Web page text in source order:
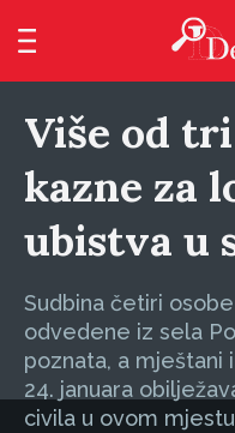
Više od
kazne za
ubistva u
Sudbina četiri
odvedene iz sela
poznata, a mještani
24. januara
civila u ovom